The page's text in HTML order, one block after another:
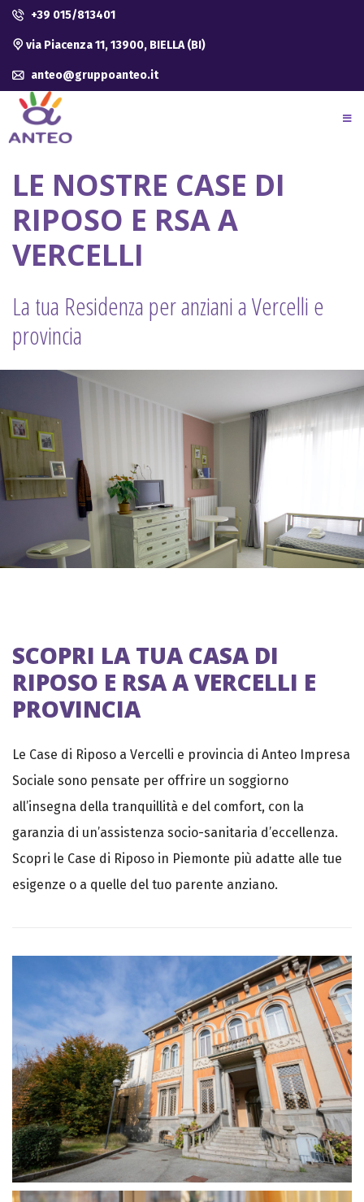
+39 015/813401
via Piacenza 11, 13900, BIELLA (BI)
anteo@gruppoanteo.it
LE NOSTRE CASE DI
RIPOSO E RSA A
VERCELLI
La tua Residenza per anziani a Vercelli e
provincia
SCOPRI LA TUA CASA DI
RIPOSO E RSA A VERCELLI E
PROVINCIA
Le Case di Riposo a Vercelli e provincia di Anteo Impresa
Sociale sono pensate per offrire un soggiorno
all’insegna della tranquillità e del comfort, con la
garanzia di un’assistenza socio-sanitaria d’eccellenza.
Scopri le Case di Riposo in Piemonte più adatte alle tue
esigenze o a quelle del tuo parente anziano.